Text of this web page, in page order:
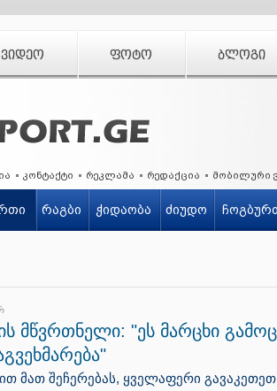
ᲕᲘᲓᲔᲝ ᲤᲝᲢᲝ ᲑᲚᲝᲒᲘ
კონტაქტი რეკლამა რედაქცია მობილური
რაგბი ჭიდაობა ძიუდო
მწვრთნელი: "ეს მარცხი
შეჩერებას, ყველაფერი